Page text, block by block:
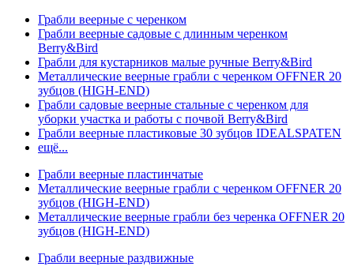
Грабли веерные с черенком
Грабли веерные садовые с длинным черенком
Berry&Bird
Грабли для кустарников малые ручные Berry&Bird
Металлические веерные грабли с черенком OFFNER 20
зубцов (HIGH-END)
Грабли садовые веерные стальные с черенком для
уборки участка и работы с почвой Berry&Bird
Грабли веерные пластиковые 30 зубцов IDEALSPATEN
ещё...
Грабли веерные пластинчатые
Металлические веерные грабли с черенком OFFNER 20
зубцов (HIGH-END)
Металлические веерные грабли без черенка OFFNER 20
зубцов (HIGH-END)
Грабли веерные раздвижные